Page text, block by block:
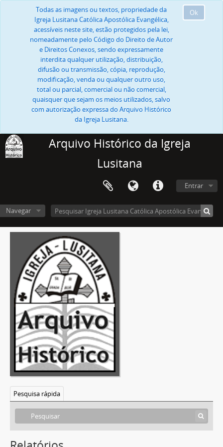
Ok
Todas as imagens ou textos, propriedade da
Igreja Lusitana Católica Apostólica Evangélica,
acessíveis neste site, estão protegidos pela lei,
nomeadamente pelo Código do Direito de Autor
e Direitos Conexos, sendo expressamente
interdita qualquer utilização, distribuição,
difusão ou transmissão, cópia, reprodução,
modificação, venda ou qualquer outro uso,
total ou parcial, comercial ou não comercial,
quaisquer que sejam os meios utilizados, salvo
com autorização expressa do Arquivo Histórico
da Igreja Lusitana.
Arquivo Histórico da Igreja
Lusitana
Entrar
Navegar
Pesquisa rápida